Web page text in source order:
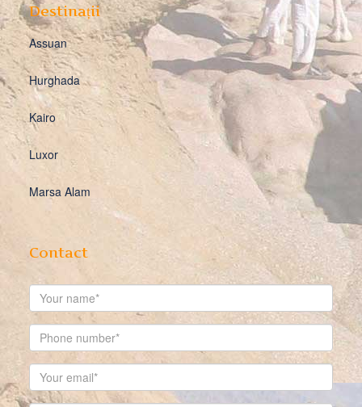
Destinații
Assuan
Hurghada
Kairo
Luxor
Marsa Alam
Contact